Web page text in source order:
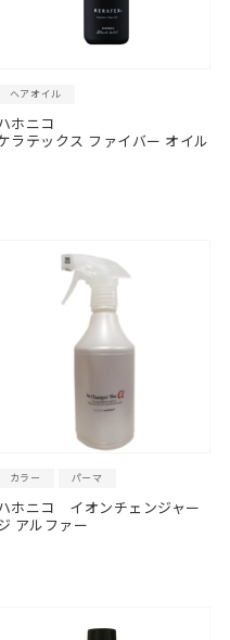
ヘアオイル
ホニコ
ラテックス ファイバー オイル
カラー パーマ
ホニコ イオンチェンジャー
アルファー